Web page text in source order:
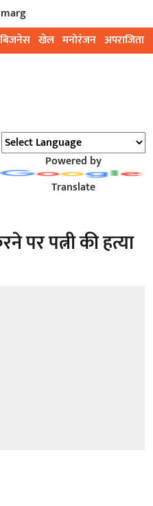
बिजनेस खेल मनोरंजन अपराजिता
Powered by
Translate
पर पत्नी की हत्या